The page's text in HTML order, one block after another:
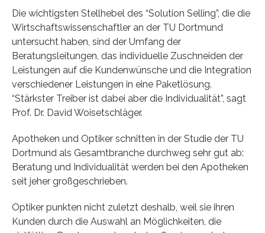
Die wichtigsten Stellhebel des “Solution Selling”, die die
Wirtschaftswissenschaftler an der TU Dortmund
untersucht haben, sind der Umfang der
Beratungsleitungen, das individuelle Zuschneiden der
Leistungen auf die Kundenwünsche und die Integration
verschiedener Leistungen in eine Paketlösung.
“Stärkster Treiber ist dabei aber die Individualität”, sagt
Prof. Dr. David Woisetschläger.
Apotheken und Optiker schnitten in der Studie der TU
Dortmund als Gesamtbranche durchweg sehr gut ab:
Beratung und Individualität werden bei den Apotheken
seit jeher großgeschrieben.
Optiker punkten nicht zuletzt deshalb, weil sie ihren
Kunden durch die Auswahl an Möglichkeiten, die